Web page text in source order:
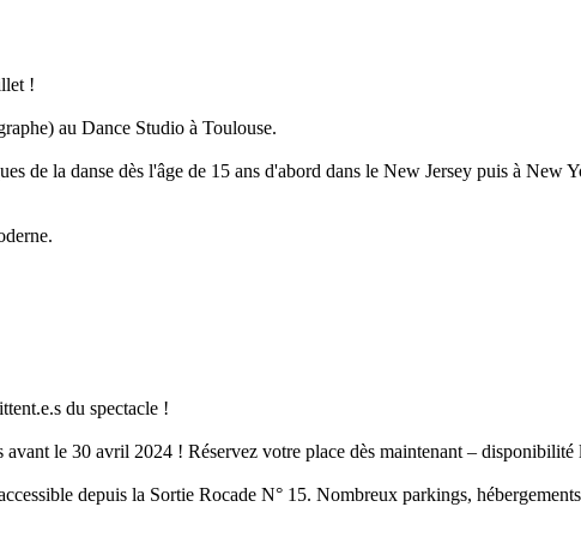
!
au Dance Studio à Toulouse.
de la danse dès l'âge de 15 ans d'abord dans le New Jersey puis à New
du spectacle !
le 30 avril 2024 ! Réservez votre place dès maintenant – disponibilité
depuis la Sortie Rocade N° 15. Nombreux parkings,